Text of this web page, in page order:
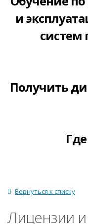
и
систем
Получить
Вернуться к списку
Лицензии